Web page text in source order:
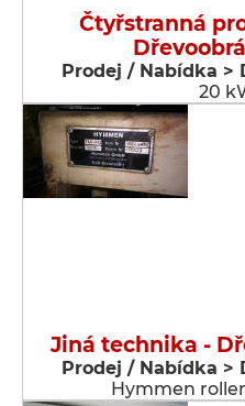
Čtyřstranná
Prodej / Nabídka >
20
Jiná technika -
Prodej / Nabídka >
Hymmen roller